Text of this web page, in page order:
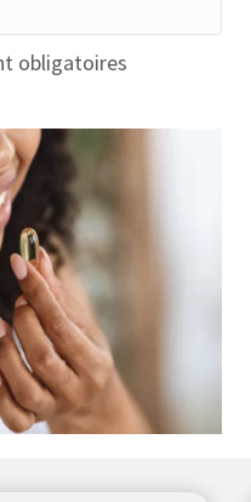
obligatoires